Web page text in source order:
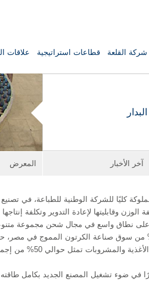
القلعة قطاعات استراتيجية علاقات
آخر الأخبار المعرض
كليًا للشركة الوطنية للطباعة، في
الوزن وقابليتها لإعادة التدوير وتكلفة
على نطاق واسع في مجال شحن مجموعة
تمثل حوالي 50% من إجمالي إيرادات الشركة.
ضوء تشغيل المصنع الجديد بكامل طاقته